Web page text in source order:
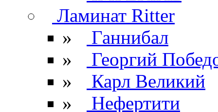
Ламинат Ritter
»
Ганнибал
»
Георгий
»
Карл Великий
»
Нефертити